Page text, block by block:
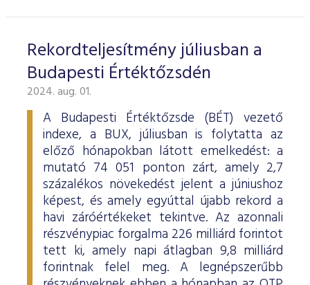
Rekordteljesítmény júliusban a
Budapesti Értéktőzsdén
2024. aug. 01.
A Budapesti Értéktőzsde (BÉT) vezető
indexe, a BUX, júliusban is folytatta az
előző hónapokban látott emelkedést: a
mutató 74 051 ponton zárt, amely 2,7
százalékos növekedést jelent a júniushoz
képest, és amely egyúttal újabb rekord a
havi záróértékeket tekintve. Az azonnali
részvénypiac forgalma 226 milliárd forintot
tett ki, amely napi átlagban 9,8 milliárd
forintnak felel meg. A legnépszerűbb